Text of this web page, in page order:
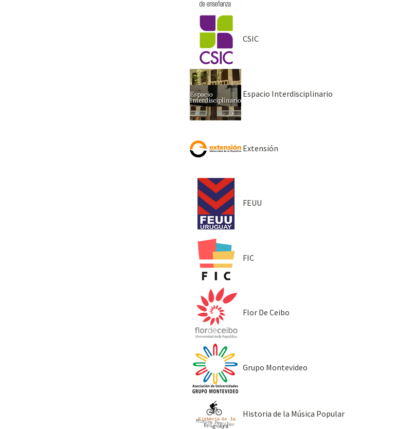
CSIC
Espacio Interdisciplinario
Extensión
FEUU
FIC
Flor De Ceibo
Grupo Montevideo
Historia de la Música Popular